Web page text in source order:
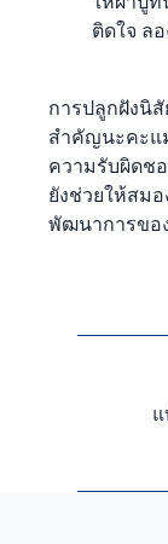
ติดใจ ล
การปลูกฝังนิสั
สำคัญนะคะแ
ความรับผิดช
ยังช่วยให้สม
พัฒนาการขอ